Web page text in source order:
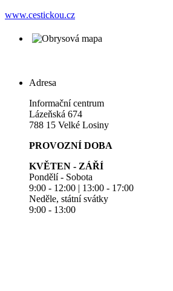
www.cestickou.cz
Adresa
Informační centrum
Lázeňská 674
788 15 Velké Losiny
PROVOZNÍ DOBA
KVĚTEN - ZÁŘÍ
Pondělí - Sobota
9:00 - 12:00 | 13:00 - 17:00
Neděle, státní svátky
9:00 - 13:00